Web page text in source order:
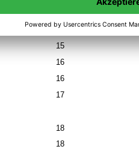
14
15
15
16
16
17
18
18